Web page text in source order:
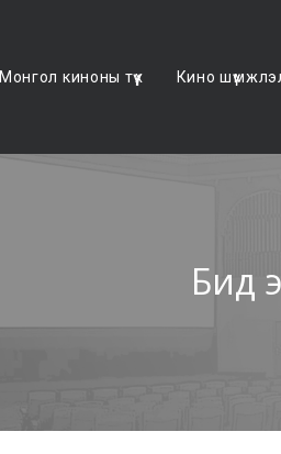
Монгол киноны түүх Кино
Бид